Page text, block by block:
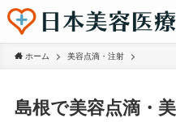
ホーム 美容点滴・注射
島根で美容点滴・